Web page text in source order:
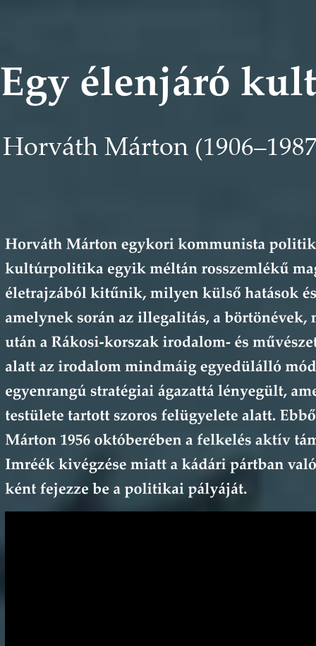
Egy élenjáró
Horváth Márton